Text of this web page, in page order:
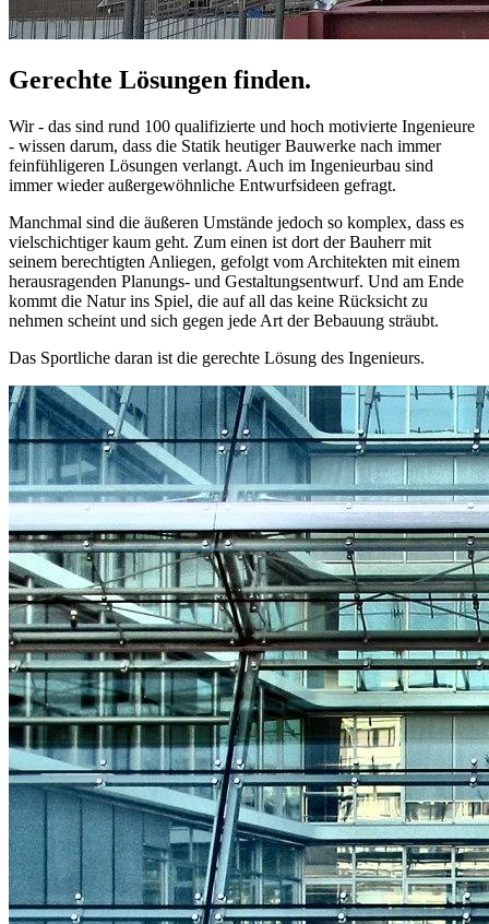
Gerechte Lösungen finden.
Wir - das sind rund 100 qualifizierte und hoch motivierte Ingenieure
- wissen darum, dass die Statik heutiger Bauwerke nach immer
feinfühligeren Lösungen verlangt. Auch im Ingenieurbau sind
immer wieder außergewöhnliche Entwurfsideen gefragt.
Manchmal sind die äußeren Umstände jedoch so komplex, dass es
vielschichtiger kaum geht. Zum einen ist dort der Bauherr mit
seinem berechtigten Anliegen, gefolgt vom Architekten mit einem
herausragenden Planungs- und Gestaltungsentwurf. Und am Ende
kommt die Natur ins Spiel, die auf all das keine Rücksicht zu
nehmen scheint und sich gegen jede Art der Bebauung sträubt.
Das Sportliche daran ist die gerechte Lösung des Ingenieurs.